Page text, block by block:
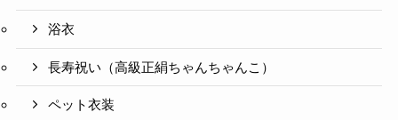
浴衣
長寿祝い（高級正絹ちゃんちゃんこ）
ペット衣装